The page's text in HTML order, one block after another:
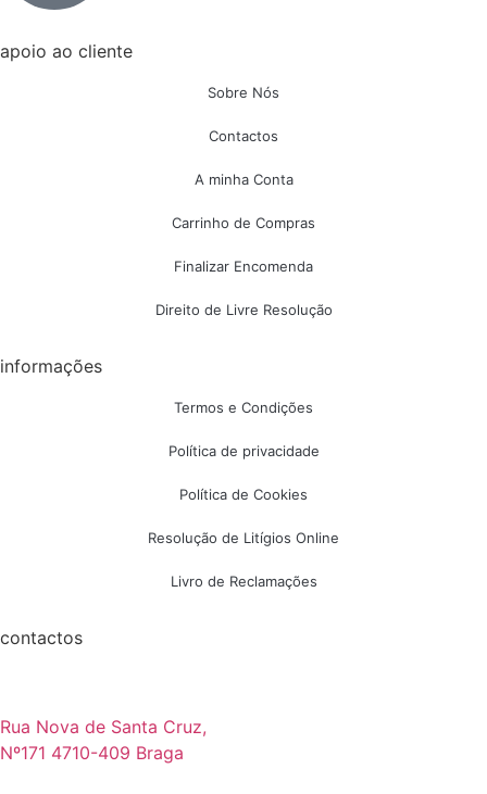
apoio ao cliente
Sobre Nós
Contactos
A minha Conta
Carrinho de Compras
Finalizar Encomenda
Direito de Livre Resolução
informações
Termos e Condições
Política de privacidade
Política de Cookies
Resolução de Litígios Online
Livro de Reclamações
contactos
Rua Nova de Santa Cruz,
Nº171 4710-409 Braga